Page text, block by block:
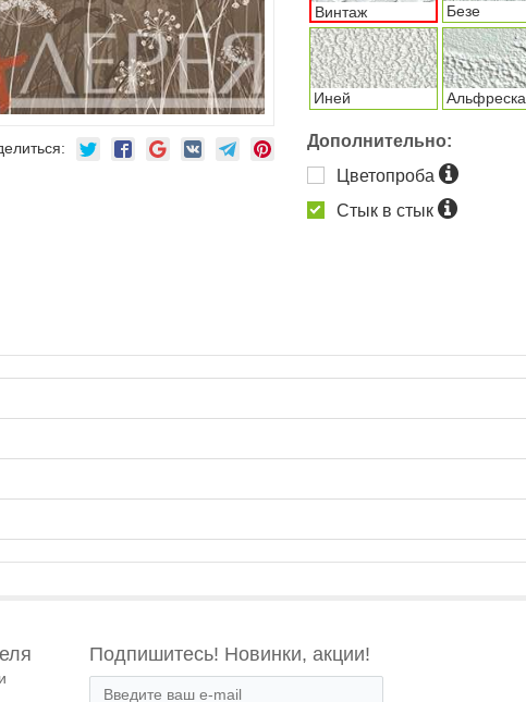
Винтаж Безе
Иней Альфреска
Дополнительно:
Цветопроба
Стык в стык
Подпишитесь! Новинки, акции!